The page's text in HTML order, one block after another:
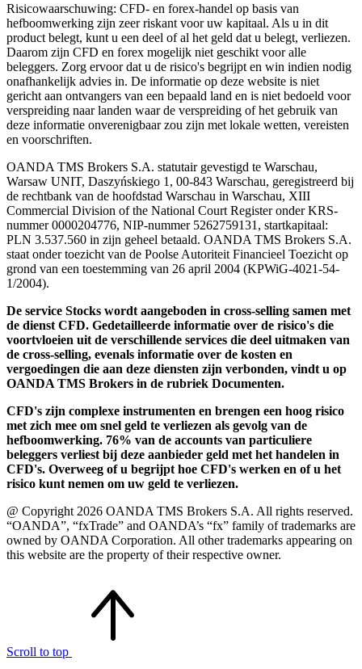
Risicowaarschuwing: CFD- en forex-handel op basis van
hefboomwerking zijn zeer riskant voor uw kapitaal. Als u in dit
product belegt, kunt u een deel of al het geld dat u belegt, verliezen.
Daarom zijn CFD en forex mogelijk niet geschikt voor alle
beleggers. Zorg ervoor dat u de risico's begrijpt en win indien nodig
onafhankelijk advies in. De informatie op deze website is niet
gericht aan ontvangers van een bepaald land en is niet bedoeld voor
verspreiding naar landen waar de verspreiding of het gebruik van
deze informatie onverenigbaar zou zijn met lokale wetten, vereisten
en voorschriften.
OANDA TMS Brokers S.A. statutair gevestigd te Warschau,
Warsaw UNIT, Daszyńskiego 1, 00-843 Warschau, geregistreerd bij
de rechtbank van de hoofdstad Warschau in Warschau, XIII
Commercial Division of the National Court Register onder KRS-
nummer 0000204776, NIP-nummer 5262759131, startkapitaal:
PLN 3.537.560 in zijn geheel betaald. OANDA TMS Brokers S.A.
staat onder toezicht van de Poolse Autoriteit Financieel Toezicht op
grond van een toestemming van 26 april 2004 (KPWiG-4021-54-
1/2004).
De service Stocks wordt aangeboden in cross-selling samen met
de dienst CFD. Gedetailleerde informatie over de risico's die
voortvloeien uit de verschillende services die deel uitmaken van
de cross-selling, evenals informatie over de kosten en
vergoedingen die aan deze diensten zijn verbonden, vindt u op
OANDA TMS Brokers in de rubriek Documenten.
CFD's zijn complexe instrumenten en brengen een hoog risico
met zich mee om snel geld te verliezen als gevolg van de
hefboomwerking. 76% van de accounts van particuliere
beleggers verliest bij deze aanbieder geld met het handelen in
CFD's. Overweeg of u begrijpt hoe CFD's werken en of u het
risico kunt nemen om uw geld te verliezen.
@ Copyright 2026 OANDA TMS Brokers S.A. All rights reserved.
“OANDA”, “fxTrade” and OANDA’s “fx” family of trademarks are
owned by OANDA Corporation. All other trademarks appearing on
this website are the property of their respective owner.
Scroll to top